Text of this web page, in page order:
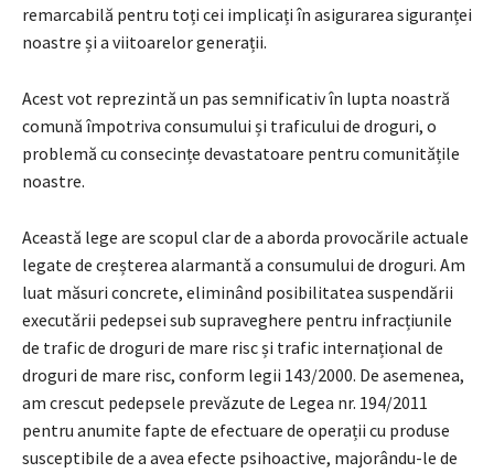
remarcabilă pentru toți cei implicați în asigurarea siguranței
noastre și a viitoarelor generații.
Acest vot reprezintă un pas semnificativ în lupta noastră
comună împotriva consumului și traficului de droguri, o
problemă cu consecințe devastatoare pentru comunitățile
noastre.
Această lege are scopul clar de a aborda provocările actuale
legate de creșterea alarmantă a consumului de droguri. Am
luat măsuri concrete, eliminând posibilitatea suspendării
executării pedepsei sub supraveghere pentru infracțiunile
de trafic de droguri de mare risc și trafic internațional de
droguri de mare risc, conform legii 143/2000. De asemenea,
am crescut pedepsele prevăzute de Legea nr. 194/2011
pentru anumite fapte de efectuare de operații cu produse
susceptibile de a avea efecte psihoactive, majorându-le de